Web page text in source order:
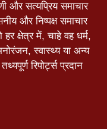
और सत्यप्रिय समाचार
और निष्पक्ष समाचार
क्षेत्र में, चाहे वह धर्म,
स्वास्थ्य या अन्य
रिपोर्ट्स प्रदान